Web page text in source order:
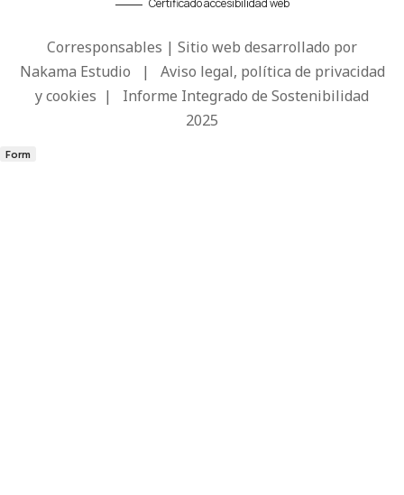
Certificado accesibilidad web
Corresponsables | Sitio web desarrollado por
Nakama Estudio | Aviso legal, política de privacidad
y cookies | Informe Integrado de Sostenibilidad
2025
Form